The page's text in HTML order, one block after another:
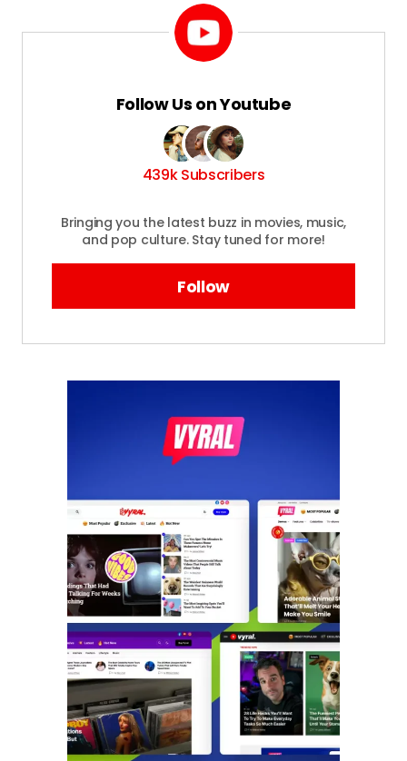
Follow Us on Youtube
439k Subscribers
Bringing you the latest buzz in movies, music,
and pop culture. Stay tuned for more!
Follow